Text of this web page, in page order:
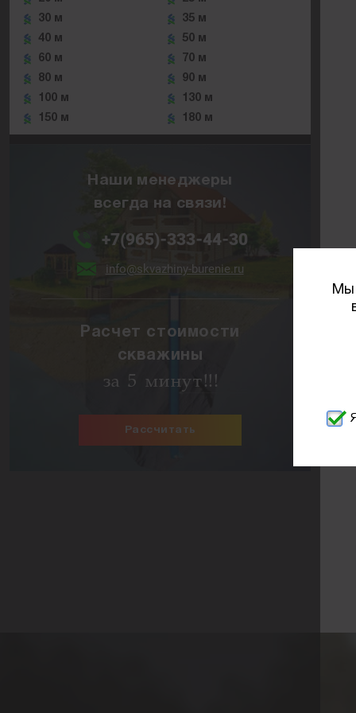
30 м
35 м
40 м
50 м
60 м
70 м
80 м
90 м
100 м
130 м
150 м
180 м
Наши менеджеры
всегда на связи!
+7(965)-333-44-30
info@skvazhiny-burenie.ru
Расчет стоимости
скважины
за 5 минут!!!
Рассчитать
Мы